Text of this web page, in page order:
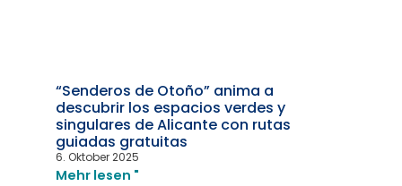
“Senderos de Otoño” anima a
descubrir los espacios verdes y
singulares de Alicante con rutas
guiadas gratuitas
6. Oktober 2025
Mehr lesen "